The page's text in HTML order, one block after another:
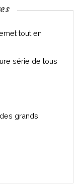
tout en
série de tous
grands